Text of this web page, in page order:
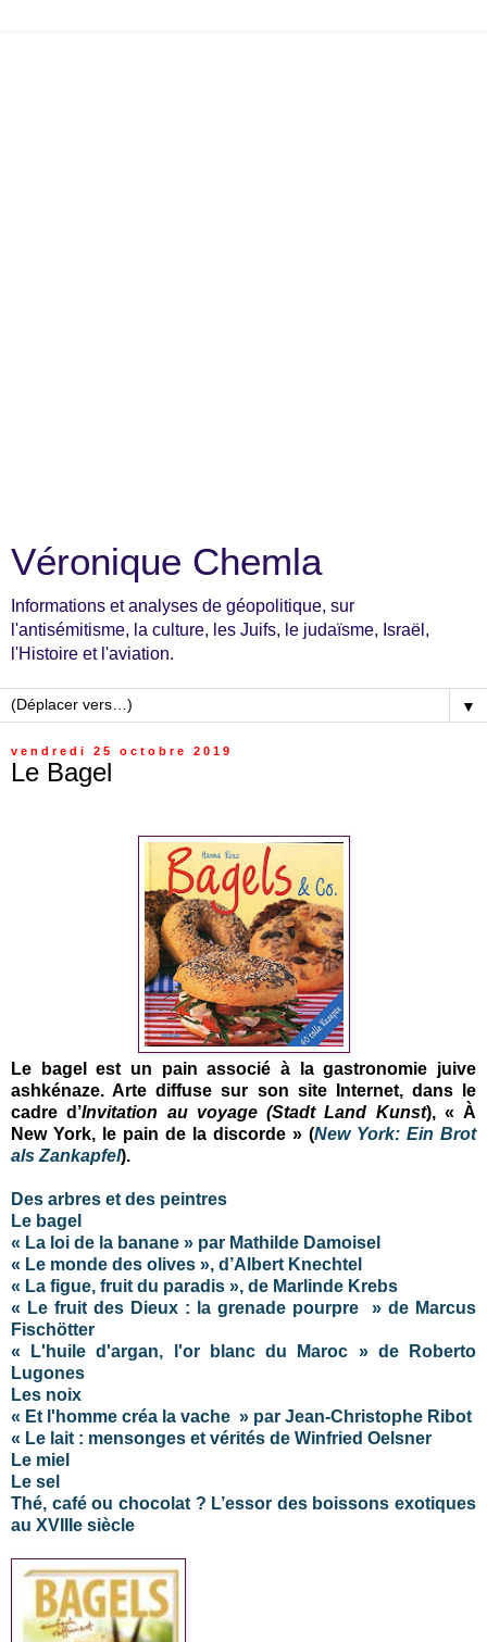
Véronique Chemla
Informations et analyses de géopolitique, sur
l'antisémitisme, la culture, les Juifs, le judaïsme, Israël,
l'Histoire et l'aviation.
▼
vendredi 25 octobre 2019
Le Bagel
Le bagel est un pain associé à la gastronomie juive
ashkénaze. Arte diffuse sur son site Internet, dans le
cadre d’Invitation au voyage (Stadt Land Kunst), « À
New York, le pain de la discorde » (New York: Ein Brot
als Zankapfel).
Des arbres et des peintres
Le bagel
« La loi de la banane » par Mathilde Damoisel
« Le monde des olives », d’Albert Knechtel
« La figue, fruit du paradis », de Marlinde Krebs
« Le fruit des Dieux : la grenade pourpre » de Marcus
Fischötter
« L'huile d'argan, l'or blanc du Maroc » de Roberto
Lugones
Les noix
« Et l'homme créa la vache » par Jean-Christophe Ribot
« Le lait : mensonges et vérités de Winfried Oelsner
Le miel
Le sel
Thé, café ou chocolat ? L’essor des boissons exotiques
au XVIIIe siècle